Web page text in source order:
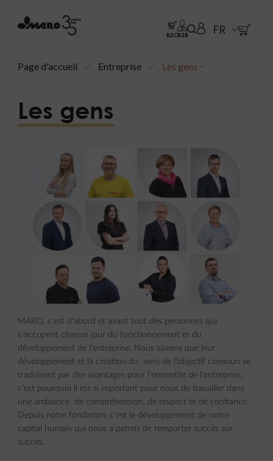
B2CB2B FR
Page d'accueil Entreprise Les gens
Les gens
MARO, c'est d'abord et avant tout des personnes qui
s'occupent chaque jour du fonctionnement et du
développement de l'entreprise. Nous savons que leur
développement et la création du sens de l'objectif commun se
traduisent par des avantages pour l'ensemble de l'entreprise,
c'est pourquoi il est si important pour nous de travailler dans
une ambiance de compréhension, de respect et de confiance.
Depuis notre fondation, c'est le développement de notre
capital humain qui nous a permis de remporter succès sur
succès.